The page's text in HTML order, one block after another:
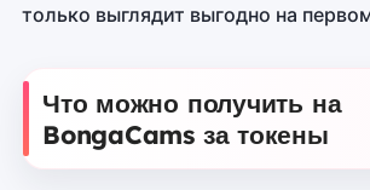
только выглядит выгодно на
Что можно получить на
BongaCams за токены